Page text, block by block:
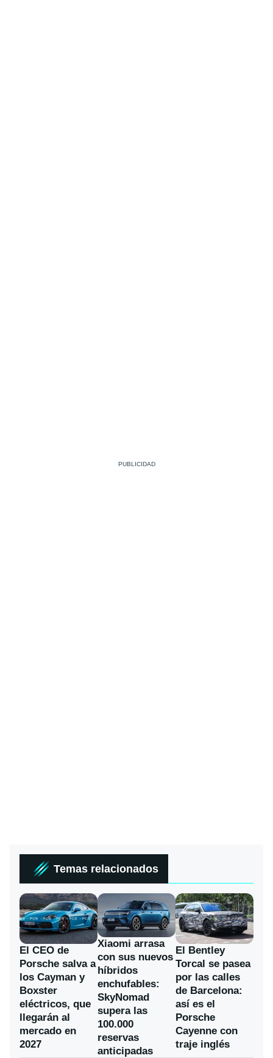
Temas relacionados
El CEO de
Porsche salva a
los Cayman y
Boxster
eléctricos, que
llegarán al
mercado en
2027
Xiaomi arrasa
con sus nuevos
híbridos
enchufables:
SkyNomad
supera las
100.000
reservas
anticipadas
El Bentley
Torcal se pasea
por las calles
de Barcelona:
así es el
Porsche
Cayenne con
traje inglés